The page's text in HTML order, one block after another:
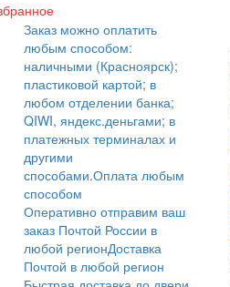
Заказ можно оплатить
любым способом:
наличными (Красноярск);
пластиковой картой; в
любом отделении банка;
QIWI, яндекс.деньгами; в
платежных терминалах и
другими
способами.Оплата любым
способом
Оперативно отправим ваш
заказ Почтой России в
любой регионДоставка
Почтой в любой регион